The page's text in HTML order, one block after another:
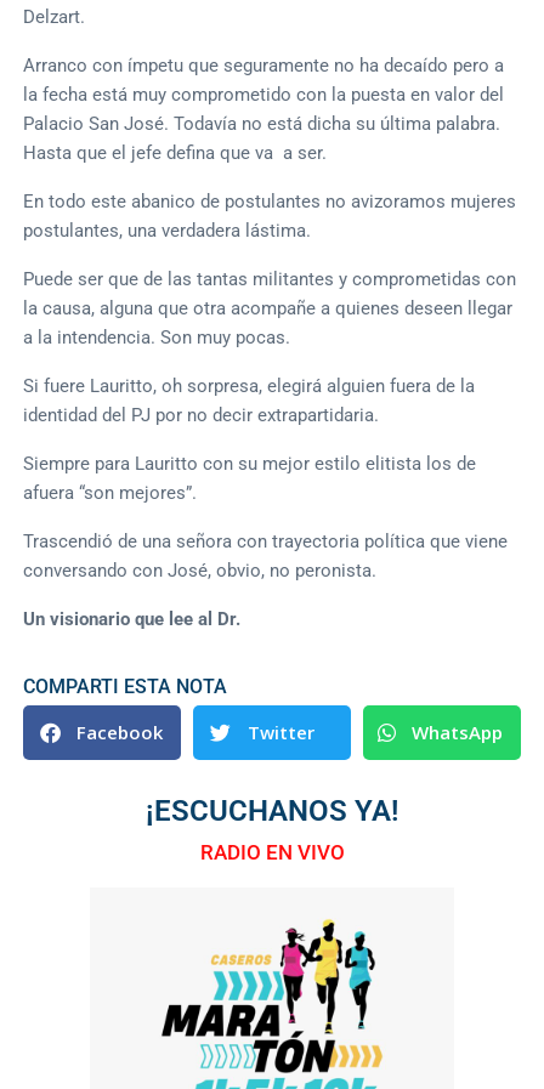
Delzart.
Arranco con ímpetu que seguramente no ha decaído pero a
la fecha está muy comprometido con la puesta en valor del
Palacio San José. Todavía no está dicha su última palabra.
Hasta que el jefe defina que va a ser.
En todo este abanico de postulantes no avizoramos mujeres
postulantes, una verdadera lástima.
Puede ser que de las tantas militantes y comprometidas con
la causa, alguna que otra acompañe a quienes deseen llegar
a la intendencia. Son muy pocas.
Si fuere Lauritto, oh sorpresa, elegirá alguien fuera de la
identidad del PJ por no decir extrapartidaria.
Siempre para Lauritto con su mejor estilo elitista los de
afuera “son mejores”.
Trascendió de una señora con trayectoria política que viene
conversando con José, obvio, no peronista.
Un visionario que lee al Dr.
COMPARTI ESTA NOTA
Facebook Twitter WhatsApp
¡ESCUCHANOS YA!
RADIO EN VIVO